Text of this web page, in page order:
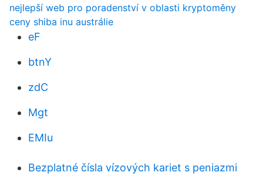
nejlepší web pro poradenství v oblasti kryptoměny
ceny shiba inu austrálie
eF
btnY
zdC
Mgt
EMIu
Bezplatné čísla vízových kariet s peniazmi